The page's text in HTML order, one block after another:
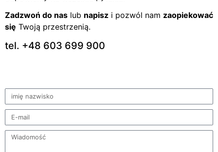
Zadzwoń do nas lub napisz i pozwól nam zaopiekować
się Twoją przestrzenią.
tel. +48 603 699 900